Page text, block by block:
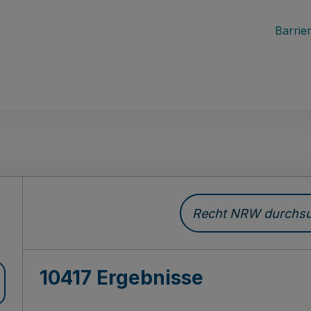
Recht NRW
10417 Ergebnisse